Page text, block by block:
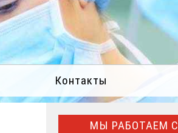
Контакты
МЫ РАБОТАЕМ С